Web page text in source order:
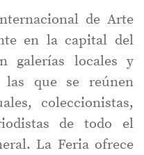
de Arte
en la capital del
galerías locales y
que se reúnen
coleccionistas,
de todo el
La Feria ofrece